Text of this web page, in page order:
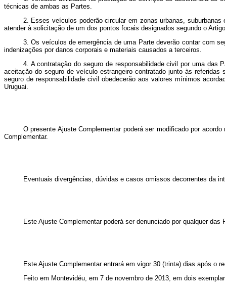
técnicas de ambas as Partes.
2. Esses veículos poderão circular em zonas urbanas,
atender à solicitação de um dos pontos focais designados segundo o
3. Os veículos de emergência de uma Parte deverão contar com
indenizações por danos corporais e materiais causados a terceiros.
4. Acontratação do seguro de responsabilidade civil por uma das
aceitação do seguro de veículo estrangeiro contratado junto às
seguro de responsabilidade civil obedecerão aos valores mínimos
Uruguai.
O presente Ajuste Complementar poderá ser modificado por
Complementar.
Eventuais divergências, dúvidas e casos omissos decorrentes da
Este Ajuste Complementar poderá ser denunciado por qualquer
Este Ajuste Complementar entrará em vigor 30 (trinta) dias após o
Feito em Montevidéu, em 7 de novembro de 2013, em dois